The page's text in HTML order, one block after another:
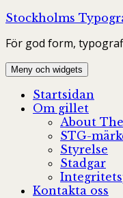
Hoppa
innehåll
Stockholms
För god form,
Meny och widgets
Startsidan
Om gillet
About
STG-
Styrelse
Stadgar
Kontakta oss